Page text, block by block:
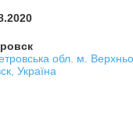
обл. м.
Україна